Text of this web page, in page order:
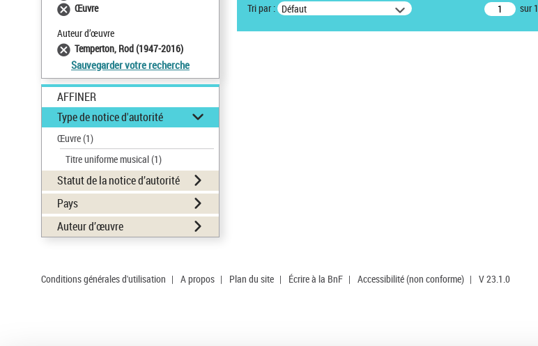
Œuvre
Auteur d’œuvre
Temperton, Rod (1947-2016)
Sauvegarder votre recherche
AFFINER
Type de notice d'autorité
Œuvre(1)
Titre uniforme musical(1)
Statut de la notice d’autorité
Pays
Auteur d’œuvre
Tri par : Défaut sur 1
Conditions générales d'utilisation | A propos | Plan du site | Écrire à la BnF | Accessibilité (non conforme) | V 23.1.0